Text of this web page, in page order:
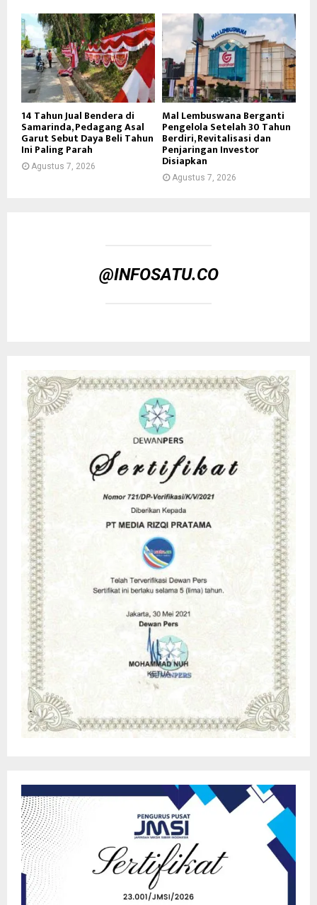
14 Tahun Jual Bendera di
Samarinda, Pedagang Asal
Garut Sebut Daya Beli Tahun
Ini Paling Parah
Agustus 7, 2026
Mal Lembuswana Berganti
Pengelola Setelah 30 Tahun
Berdiri, Revitalisasi dan
Penjaringan Investor
Disiapkan
Agustus 7, 2026
@INFOSATU.CO